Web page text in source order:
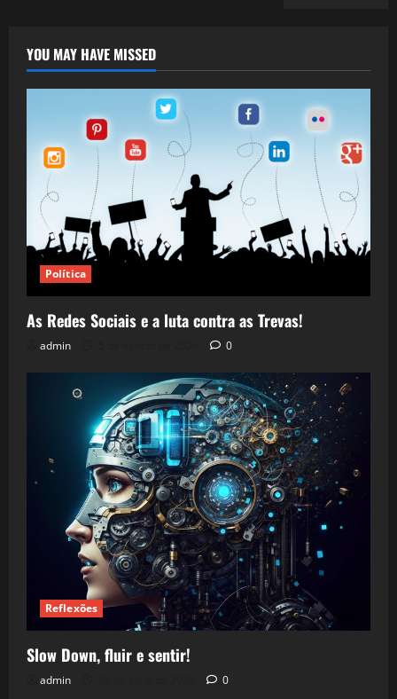
YOU MAY HAVE MISSED
Política
As Redes Sociais e a luta contra as Trevas!
admin 0
Reflexões
Slow Down, fluir e sentir!
admin 0